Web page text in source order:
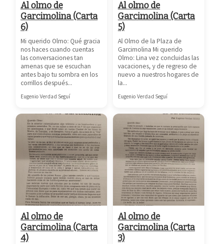
Al olmo de
Garcimolina (Carta
6)
Mi querido Olmo: Qué gracia
nos haces cuando cuentas
las conversaciones tan
amenas que se escuchan
antes bajo tu sombra en los
corrillos después...
Eugenio Verdad Seguí
Al olmo de
Garcimolina (Carta
5)
Al Olmo de la Plaza de
Garcimolina Mi querido
Olmo: Lina vez concluidas las
vacaciones, y de regreso de
nuevo a nuestros hogares de
la...
Eugenio Verdad Seguí
Al olmo de
Garcimolina (Carta
4)
Al olmo de
Garcimolina (Carta
3)